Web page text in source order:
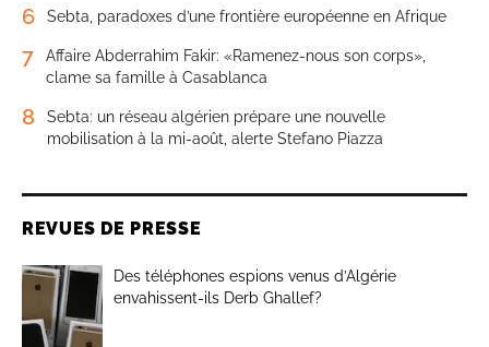
6 Sebta, paradoxes d’une frontière européenne en Afrique
7
Affaire Abderrahim Fakir: «Ramenez-nous son corps»,
clame sa famille à Casablanca
8
Sebta: un réseau algérien prépare une nouvelle
mobilisation à la mi-août, alerte Stefano Piazza
REVUES DE PRESSE
Des téléphones espions venus d’Algérie
envahissent-ils Derb Ghallef?